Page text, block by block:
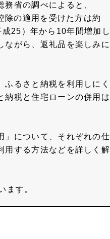
省の調べによると、
除の適用を受けた方は約
25）年から10年間増加し
ながら、返礼品を楽しみに
るさと納税を利用しにく
納税と住宅ローンの併用は
」について、それぞれの仕
用する方法などを詳しく解
ます。